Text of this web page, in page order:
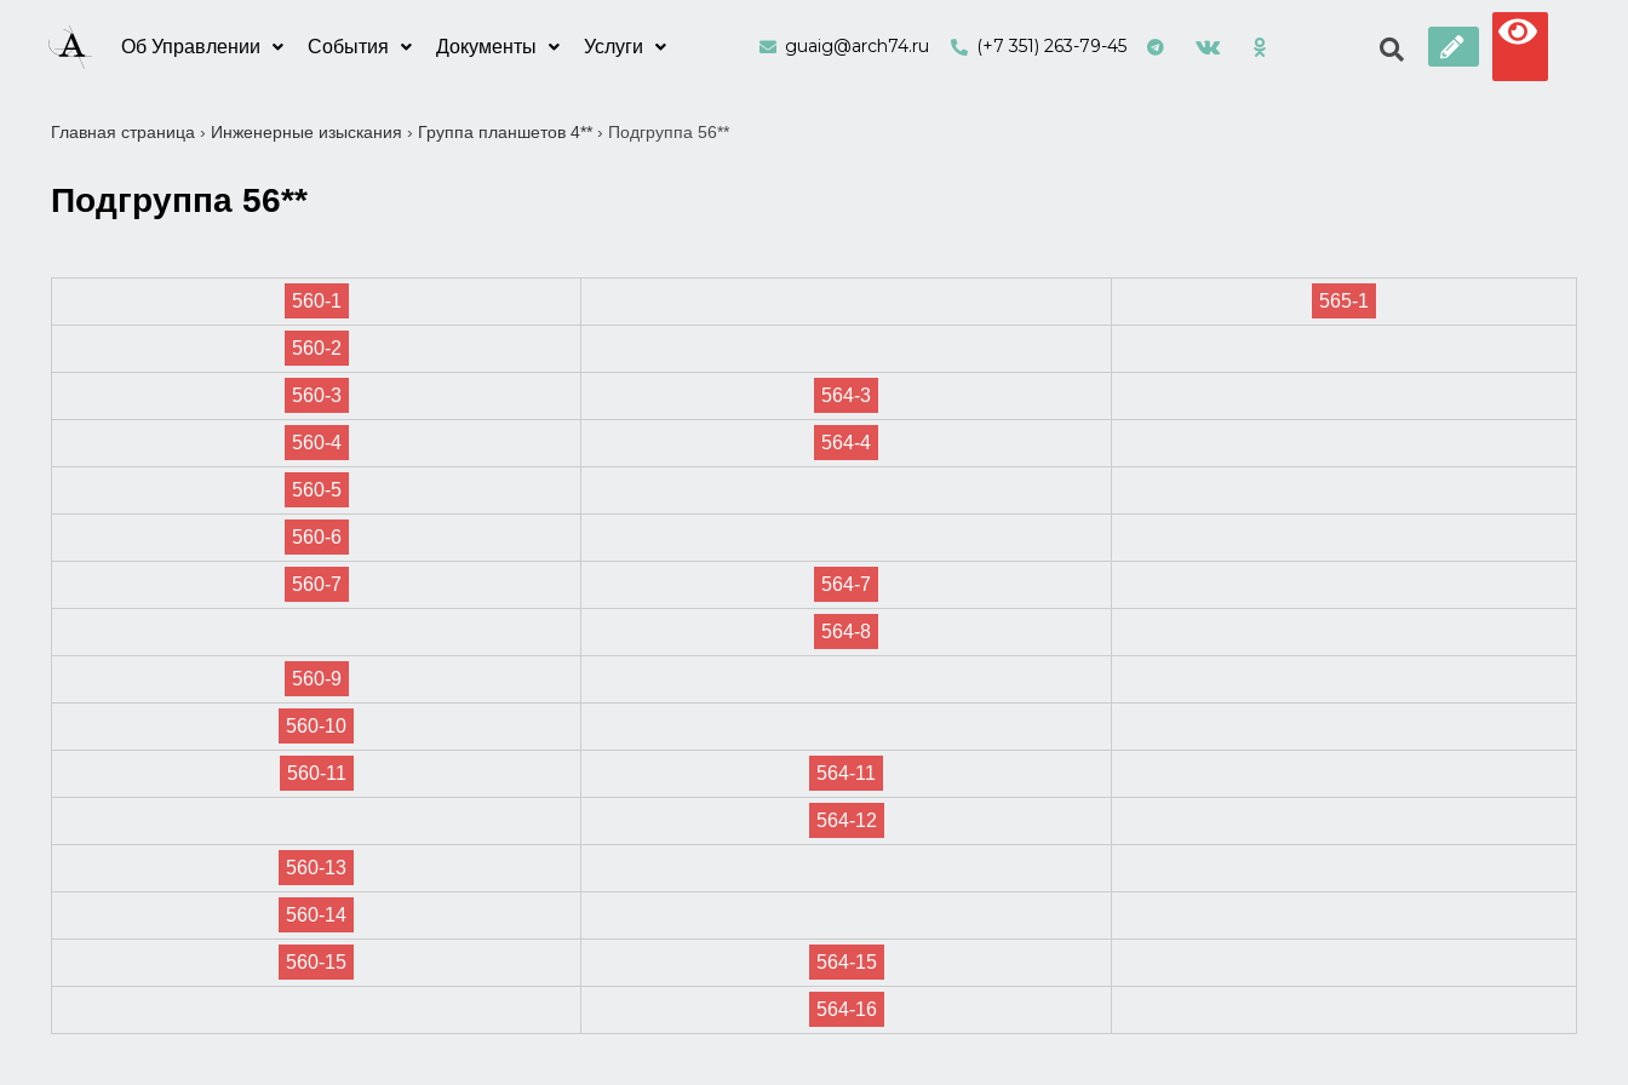
Об Управлении События Документы Услуги guaig@arch74.ru (+7 351) 263-79-45
Главная страница › Инженерные изыскания › Группа планшетов 4** › Подгруппа 56**
Подгруппа 56**
560-1 565-1
560-2
560-3 564-3
560-4 564-4
560-5
560-6
560-7 564-7
564-8
560-9
560-10
560-11 564-11
564-12
560-13
560-14
560-15 564-15
564-16